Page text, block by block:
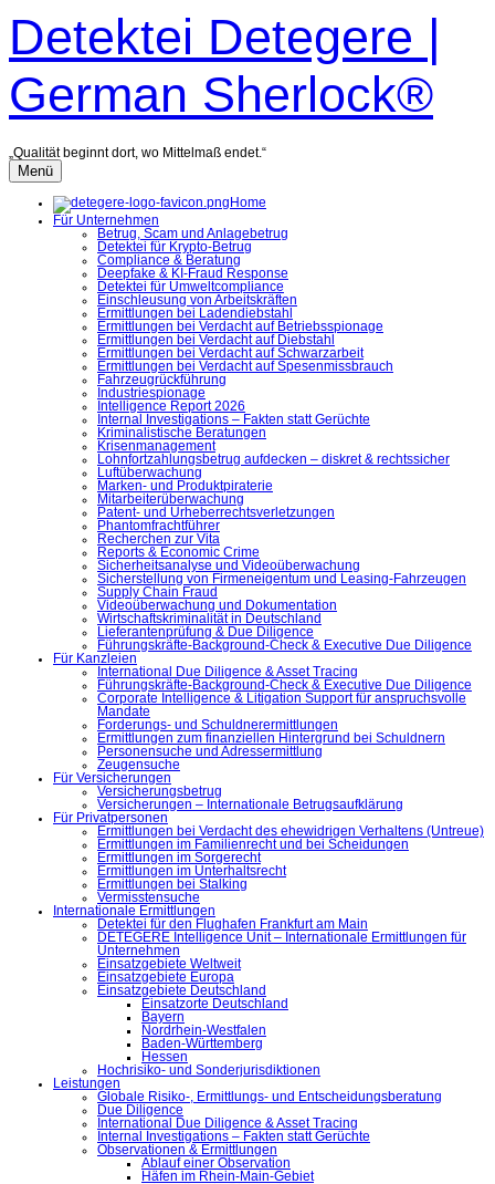
Inhalt
überspringen
Detektei Detegere |
German Sherlock®
„Qualität beginnt dort, wo Mittelmaß endet.“
Menü
Home
Für Unternehmen
Betrug, Scam und Anlagebetrug
Detektei für Krypto-Betrug
Compliance & Beratung
Deepfake & KI-Fraud Response
Detektei für Umweltcompliance
Einschleusung von Arbeitskräften
Ermittlungen bei Ladendiebstahl
Ermittlungen bei Verdacht auf Betriebsspionage
Ermittlungen bei Verdacht auf Diebstahl
Ermittlungen bei Verdacht auf Schwarzarbeit
Ermittlungen bei Verdacht auf Spesenmissbrauch
Fahrzeugrückführung
Industriespionage
Intelligence Report 2026
Internal Investigations – Fakten statt Gerüchte
Kriminalistische Beratungen
Krisenmanagement
Lohnfortzahlungsbetrug aufdecken – diskret & rechtssicher
Luftüberwachung
Marken- und Produktpiraterie
Mitarbeiterüberwachung
Patent- und Urheberrechtsverletzungen
Phantomfrachtführer
Recherchen zur Vita
Reports & Economic Crime
Sicherheitsanalyse und Videoüberwachung
Sicherstellung von Firmeneigentum und Leasing-Fahrzeugen
Supply Chain Fraud
Videoüberwachung und Dokumentation
Wirtschaftskriminalität in Deutschland
Lieferantenprüfung & Due Diligence
Führungskräfte-Background-Check & Executive Due Diligence
Für Kanzleien
International Due Diligence & Asset Tracing
Führungskräfte-Background-Check & Executive Due Diligence
Corporate Intelligence & Litigation Support für anspruchsvolle
Mandate
Forderungs- und Schuldnerermittlungen
Ermittlungen zum finanziellen Hintergrund bei Schuldnern
Personensuche und Adressermittlung
Zeugensuche
Für Versicherungen
Versicherungsbetrug
Versicherungen – Internationale Betrugsaufklärung
Für Privatpersonen
Ermittlungen bei Verdacht des ehewidrigen Verhaltens (Untreue)
Ermittlungen im Familienrecht und bei Scheidungen
Ermittlungen im Sorgerecht
Ermittlungen im Unterhaltsrecht
Ermittlungen bei Stalking
Vermisstensuche
Internationale Ermittlungen
Detektei für den Flughafen Frankfurt am Main
DETEGERE Intelligence Unit – Internationale Ermittlungen für
Unternehmen
Einsatzgebiete Weltweit
Einsatzgebiete Europa
Einsatzgebiete Deutschland
Einsatzorte Deutschland
Bayern
Nordrhein-Westfalen
Baden-Württemberg
Hessen
Hochrisiko- und Sonderjurisdiktionen
Leistungen
Globale Risiko-, Ermittlungs- und Entscheidungsberatung
Due Diligence
International Due Diligence & Asset Tracing
Internal Investigations – Fakten statt Gerüchte
Observationen & Ermittlungen
Ablauf einer Observation
Häfen im Rhein-Main-Gebiet